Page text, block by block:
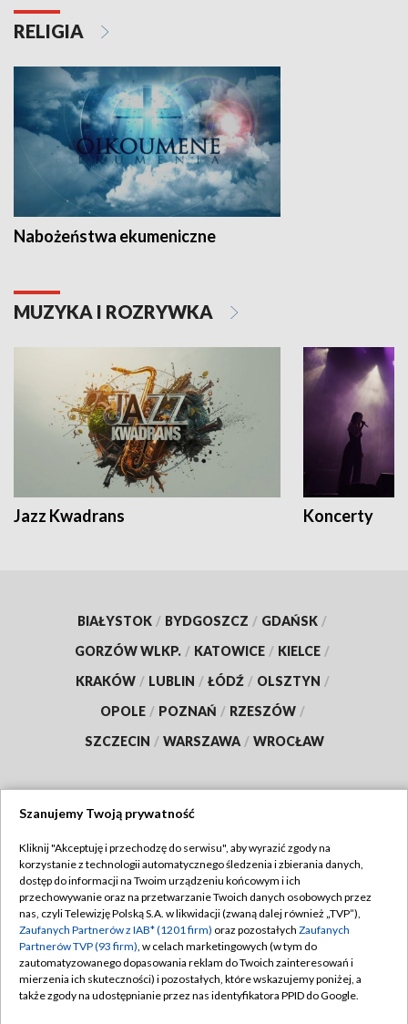
RELIGIA
Nabożeństwa ekumeniczne
MUZYKA I ROZRYWKA
Jazz Kwadrans Koncerty
BIAŁYSTOK / BYDGOSZCZ / GDAŃSK /
GORZÓW WLKP. / KATOWICE / KIELCE /
KRAKÓW / LUBLIN / ŁÓDŹ / OLSZTYN /
OPOLE / POZNAŃ / RZESZÓW /
SZCZECIN / WARSZAWA / WROCŁAW
TVP
Abonament TVP
Emisja w TVP
Centrum informacji TVP
Naziemna Telewizja Cyfrowa
Regulamin TVP
Polityka prywatności
Moje zgody
Pomoc
Szanujemy Twoją prywatność
Kliknij "Akceptuję i przechodzę do serwisu", aby wyrazić zgody na
korzystanie z technologii automatycznego śledzenia i zbierania danych,
dostęp do informacji na Twoim urządzeniu końcowym i ich
przechowywanie oraz na przetwarzanie Twoich danych osobowych przez
nas, czyli Telewizję Polską S.A. w likwidacji (zwaną dalej również „TVP”),
Zaufanych Partnerów z IAB* (1201 firm) oraz pozostałych Zaufanych
Partnerów TVP (93 firm), w celach marketingowych (w tym do
zautomatyzowanego dopasowania reklam do Twoich zainteresowań i
mierzenia ich skuteczności) i pozostałych, które wskazujemy poniżej, a
także zgody na udostępnianie przez nas identyfikatora PPID do Google.